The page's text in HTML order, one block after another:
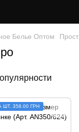
Белье Оптом
ШТ. 358.00 ГРН